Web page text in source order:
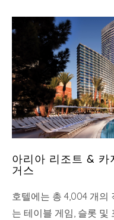
아리아 리조트 &
거스
호텔에는 총 4,004 개의
는 테이블 게임, 슬롯 및